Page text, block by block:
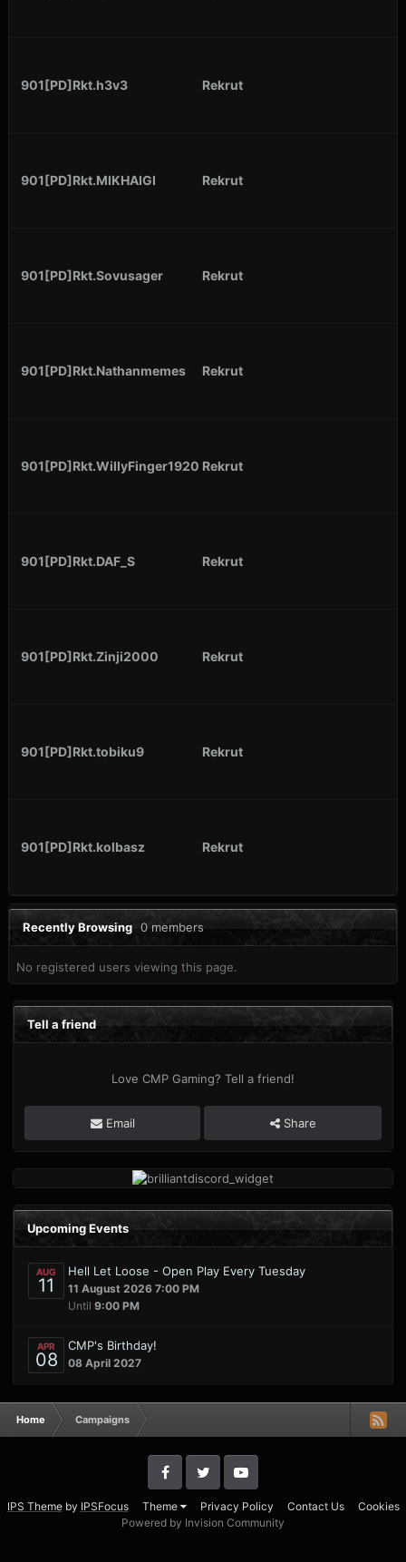
901[PD]Rkt.h3v3 Rekrut
901[PD]Rkt.MIKHAIGI Rekrut
901[PD]Rkt.Sovusager Rekrut
901[PD]Rkt.Nathanmemes Rekrut
901[PD]Rkt.WillyFinger1920 Rekrut
901[PD]Rkt.DAF_S Rekrut
901[PD]Rkt.Zinji2000 Rekrut
901[PD]Rkt.tobiku9 Rekrut
901[PD]Rkt.kolbasz Rekrut
Recently Browsing0 members
No registered users viewing this page.
Tell a friend
Love CMP Gaming? Tell a friend!
Email Share
Upcoming Events
AUG
11
Hell Let Loose - Open Play Every Tuesday
11 August 2026 7:00 PM
Until 9:00 PM
APR
08
CMP's Birthday!
08 April 2027
Home Campaigns
IPS Themeby IPSFocus Theme Privacy Policy Contact Us
Cookies
Powered by Invision Community